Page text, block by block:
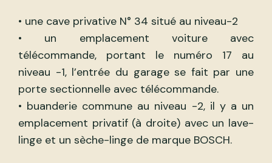
• une cave privative N° 34 situé au niveau-2
• un emplacement voiture avec
télécommande, portant le numéro 17 au
niveau -1, l’entrée du garage se fait par une
porte sectionnelle avec télécommande.
• buanderie commune au niveau -2, il y a un
emplacement privatif (à droite) avec un lave-
linge et un sèche-linge de marque BOSCH.